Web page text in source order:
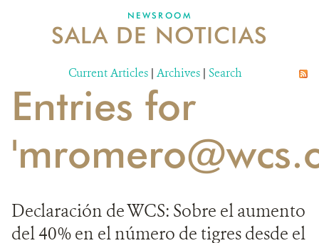
MECANISMO DE ATENCIÓN DE QUEJAS Y RECLAMOS
DONA
NEWSROOM
SALA DE NOTICIAS
Current Articles | Archives | Search
Entries for
Declaración de WCS: Sobre el aumento
del 40% en el número de tigres desde el